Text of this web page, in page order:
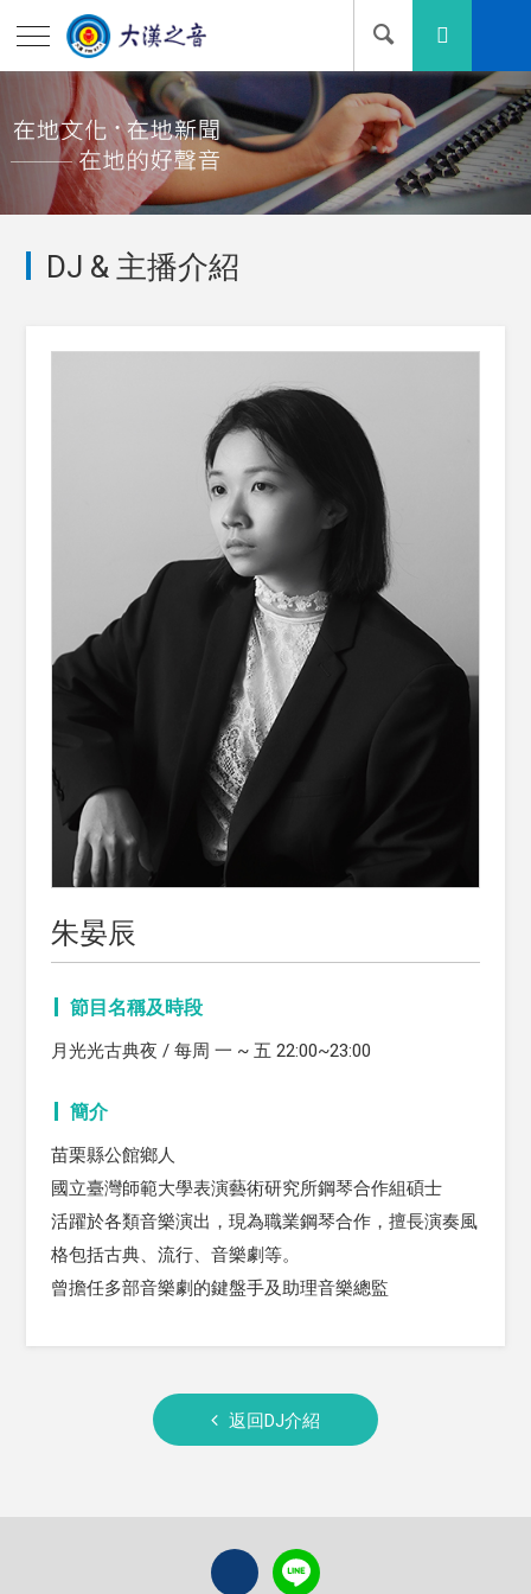
DJ & 主播介紹
朱晏辰
節目名稱及時段
月光光古典夜 / 每周 一 ~ 五 22:00~23:00
簡介
苗栗縣公館鄉人
國立臺灣師範大學表演藝術研究所鋼琴合作組碩士
活躍於各類音樂演出，現為職業鋼琴合作，擅長演奏風
格包括古典、流行、音樂劇等。
曾擔任多部音樂劇的鍵盤手及助理音樂總監
返回DJ介紹